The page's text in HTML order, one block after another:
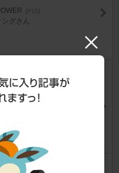
[P15]
グさん
ディテック サンシ
[P15]
AW-1